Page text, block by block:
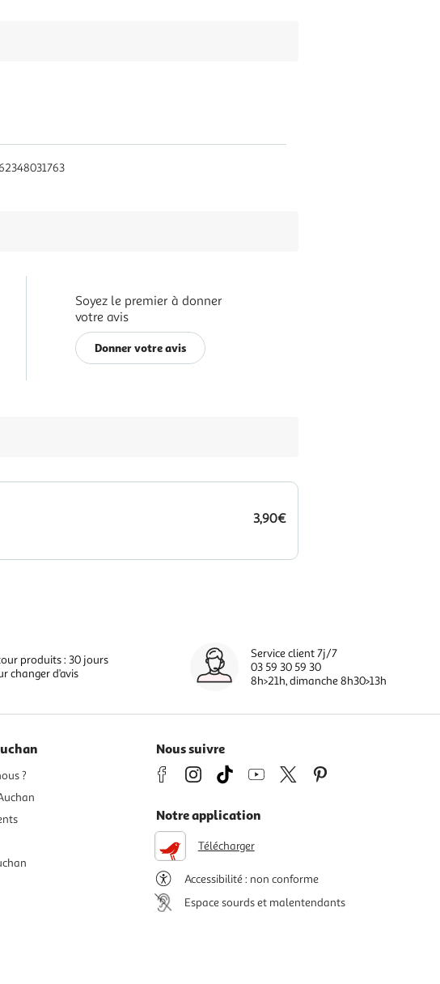
Soyez le premier à donner
votre avis
Donner votre avis
3,90€
produits : 30 jours
changer d’avis
Service client 7j/7
03 59 30 59 30
8h>21h, dimanche 8h30>13h
?
Nous suivre
Notre application
Télécharger
Accessibilité : non conforme
Espace sourds et malentendants